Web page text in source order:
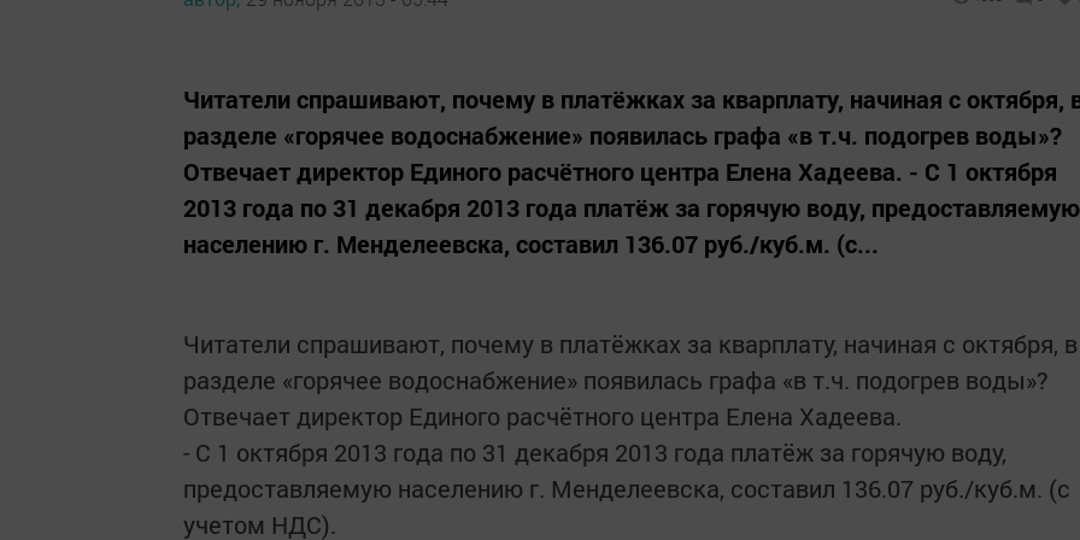
Читатели спрашивают, почему в платёжках за кварплату, начиная с октября,
разделе «горячее водоснабжение» появилась графа «в т.ч. подогрев воды»?
Отвечает директор Единого расчётного центра Елена Хадеева. - С 1 октября
2013 года по 31 декабря 2013 года платёж за горячую воду, предоставляемую
населению г. Менделеевска, составил 136.07 руб./куб.м. (с...
Читатели спрашивают, почему в платёжках за кварплату, начиная с октября, в
разделе «горячее водоснабжение» появилась графа «в т.ч. подогрев воды»?
Отвечает директор Единого расчётного центра Елена Хадеева.
- С 1 октября 2013 года по 31 декабря 2013 года платёж за горячую воду,
предоставляемую населению г. Менделеевска, составил 136.07 руб./куб.м. (с
учетом НДС).